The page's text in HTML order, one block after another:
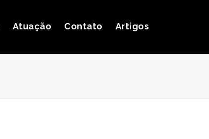
Atuação Contato Artigos